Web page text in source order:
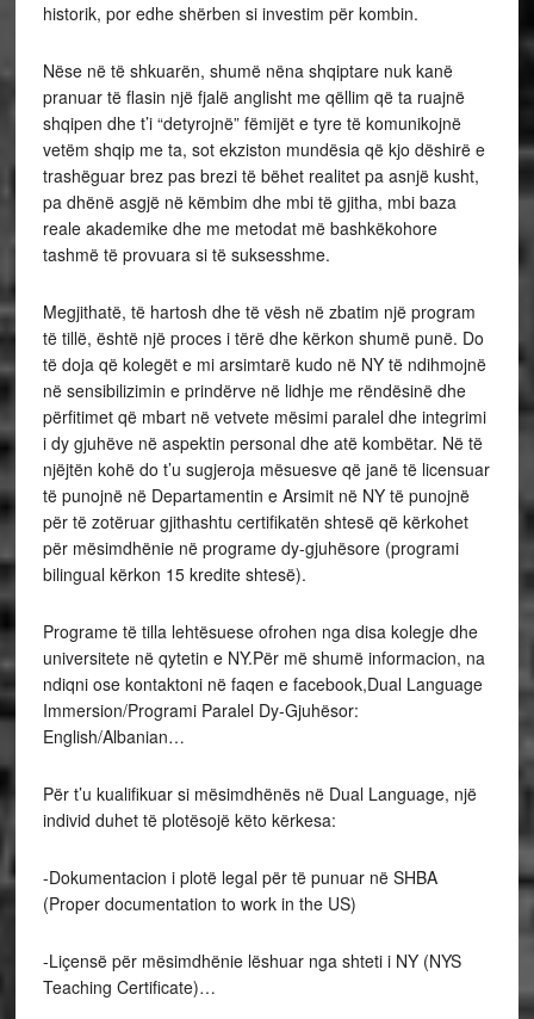
historik, por edhe shërben si investim për kombin.
Nëse në të shkuarën, shumë nëna shqiptare nuk kanë
pranuar të flasin një fjalë anglisht me qëllim që ta ruajnë
shqipen dhe t’i “detyrojnë” fëmijët e tyre të komunikojnë
vetëm shqip me ta, sot ekziston mundësia që kjo dëshirë e
trashëguar brez pas brezi të bëhet realitet pa asnjë kusht,
pa dhënë asgjë në këmbim dhe mbi të gjitha, mbi baza
reale akademike dhe me metodat më bashkëkohore
tashmë të provuara si të suksesshme.
Megjithatë, të hartosh dhe të vësh në zbatim një program
të tillë, është një proces i tërë dhe kërkon shumë punë. Do
të doja që kolegët e mi arsimtarë kudo në NY të ndihmojnë
në sensibilizimin e prindërve në lidhje me rëndësinë dhe
përfitimet që mbart në vetvete mësimi paralel dhe integrimi
i dy gjuhëve në aspektin personal dhe atë kombëtar. Në të
njëjtën kohë do t’u sugjeroja mësuesve që janë të licensuar
të punojnë në Departamentin e Arsimit në NY të punojnë
për të zotëruar gjithashtu certifikatën shtesë që kërkohet
për mësimdhënie në programe dy-gjuhësore (programi
bilingual kërkon 15 kredite shtesë).
Programe të tilla lehtësuese ofrohen nga disa kolegje dhe
universitete në qytetin e NY.Për më shumë informacion, na
ndiqni ose kontaktoni në faqen e facebook,Dual Language
Immersion/Programi Paralel Dy-Gjuhësor:
English/Albanian…
Për t’u kualifikuar si mësimdhënës në Dual Language, një
individ duhet të plotësojë këto kërkesa:
-Dokumentacion i plotë legal për të punuar në SHBA
(Proper documentation to work in the US)
-Liçensë për mësimdhënie lëshuar nga shteti i NY (NYS
Teaching Certificate)…